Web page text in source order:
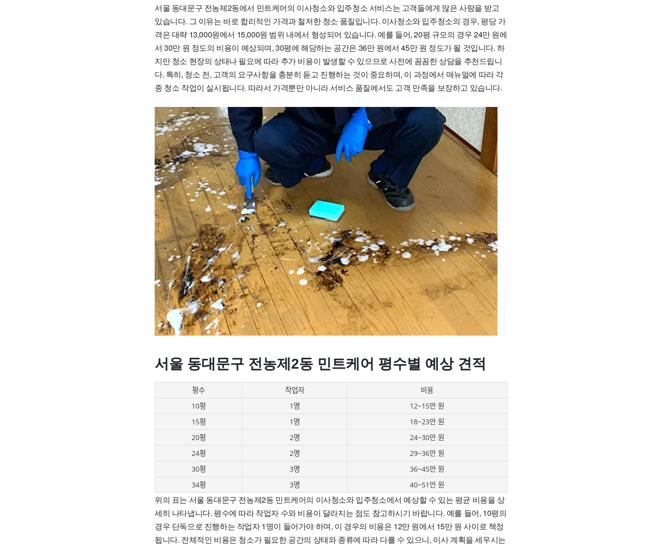
서울 동대문구 전농제2동에서 민트케어의 이사청소와 입주청소 서비스는 고객들에게 많은 사랑을 받고
있습니다. 그 이유는 바로 합리적인 가격과 철저한 청소 품질입니다. 이사청소와 입주청소의 경우, 평당 가
격은 대략 13,000원에서 15,000원 범위 내에서 형성되어 있습니다. 예를 들어, 20평 규모의 경우 24만 원에
서 30만 원 정도의 비용이 예상되며, 30평에 해당하는 공간은 36만 원에서 45만 원 정도가 될 것입니다. 하
지만 청소 현장의 상태나 필요에 따라 추가 비용이 발생할 수 있으므로 사전에 꼼꼼한 상담을 추천드립니
다. 특히, 청소 전, 고객의 요구사항을 충분히 듣고 진행하는 것이 중요하며, 이 과정에서 매뉴얼에 따라 각
종 청소 작업이 실시됩니다. 따라서 가격뿐만 아니라 서비스 품질에서도 고객 만족을 보장하고 있습니다.
서울 동대문구 전농제2동 민트케어 평수별 예상 견적
평수 작업자
비용
10평
1명
12~15만 원
15평
1명
18~23만 원
20평
2명
24~30만 원
24평
2명
29~36만 원
30평
3명
36~45만 원
34평
3명 40~51만 원
위의 표는 서울 동대문구 전농제2동 민트케어의 이사청소와 입주청소에서 예상할 수 있는 평균 비용을 상
세히 나타냅니다. 평수에 따라 작업자 수와 비용이 달라지는 점도 참고하시기 바랍니다. 예를 들어, 10평의
경우 단독으로 진행하는 작업자 1명이 들어가야 하며, 이 경우의 비용은 12만 원에서 15만 원 사이로 책정
됩니다. 전체적인 비용은 청소가 필요한 공간의 상태와 종류에 따라 다를 수 있으니, 이사 계획을 세우시는